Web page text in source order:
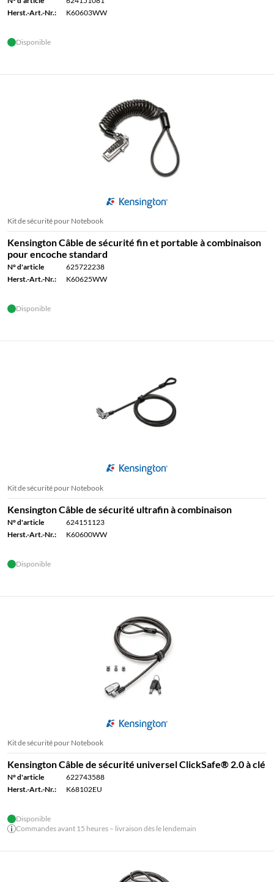
Herst.-Art.-Nr.:
K60603WW
Disponible
Kit de sécurité pour Notebook
Kensington Câble de sécurité fin et portable à combinaison
pour encoche standard
N° d'article
625722238
Herst.-Art.-Nr.:
K60625WW
Disponible
Kit de sécurité pour Notebook
Kensington Câble de sécurité ultrafin à combinaison
N° d'article
624151123
Herst.-Art.-Nr.:
K60600WW
Disponible
Kit de sécurité pour Notebook
Kensington Câble de sécurité universel ClickSafe® 2.0 à clé
N° d'article
622743588
Herst.-Art.-Nr.:
K68102EU
Disponible
Commandes avant 15 heures – livraison dès le lendemain